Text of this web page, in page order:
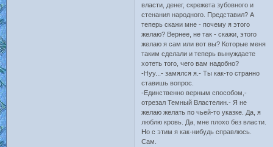
власти, денег, скрежета зубовного и
стенания народного. Представил? А
теперь скажи мне - почему я этого
желаю? Вернее, не так - скажи, этого
желаю я сам или вот вы? Которые меня
таким сделали и теперь вынуждаете
хотеть того, чего вам надобно?
-Нуу...- замялся я.- Ты как-то странно
ставишь вопрос.
-Единственно верным способом,-
отрезал Темный Властелин.- Я не
желаю желать по чьей-то указке. Да, я
люблю кровь. Да, мне плохо без власти.
Но с этим я как-нибудь справлюсь.
Сам.